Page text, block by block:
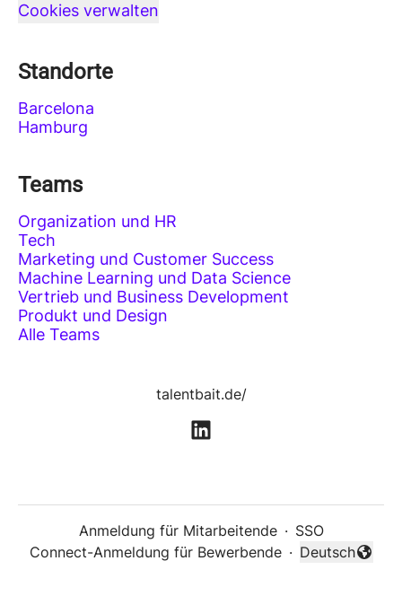
Cookies verwalten
Standorte
Barcelona
Hamburg
Teams
Organization und HR
Tech
Marketing und Customer Success
Machine Learning und Data Science
Vertrieb und Business Development
Produkt und Design
Alle Teams
talentbait.de/
Anmeldung für Mitarbeitende · SSO
Connect-Anmeldung für Bewerbende ·
Sprache
Deutsch